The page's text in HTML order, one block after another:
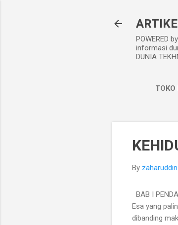
POWERED
informasi
DUNIA
TOKO
By zaharuddin
BAB I
Esa yang
dibanding